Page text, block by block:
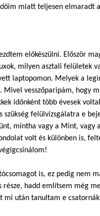
miatt teljesen elmaradt
előkészülni. Először
milyen asztali felületek
laptopomon. Melyek a
vesszőparipám, hogy
időnként több évesek
felülvizsgálatra e
mintha vagy a Mint, vagy
volt és különben is,
is, ez pedig nem
hadd említsem még
mi után tanultam e